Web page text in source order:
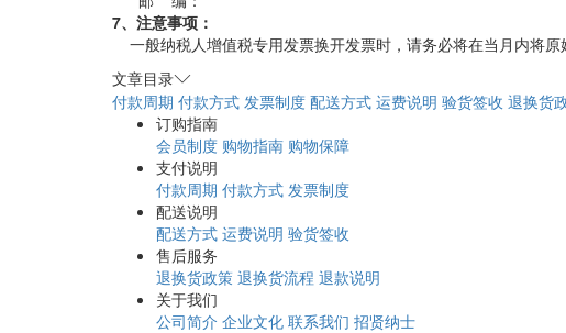
7、注意事项：
一般纳税人增值税专用发票换开发票时，请务必将在当月内将原
文章目录
付款周期 付款方式 发票制度 配送方式 运费说明 验货签收 退换货
订购指南
会员制度 购物指南 购物保障
支付说明
付款周期 付款方式 发票制度
配送说明
配送方式 运费说明 验货签收
售后服务
退换货政策 退换货流程 退款说明
关于我们
公司简介 企业文化 联系我们 招贤纳士